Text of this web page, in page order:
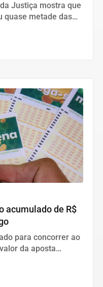
Justiça mostra que
quase metade das
para o estado de
acumulado de R$
para concorrer ao
da aposta
seis reais.